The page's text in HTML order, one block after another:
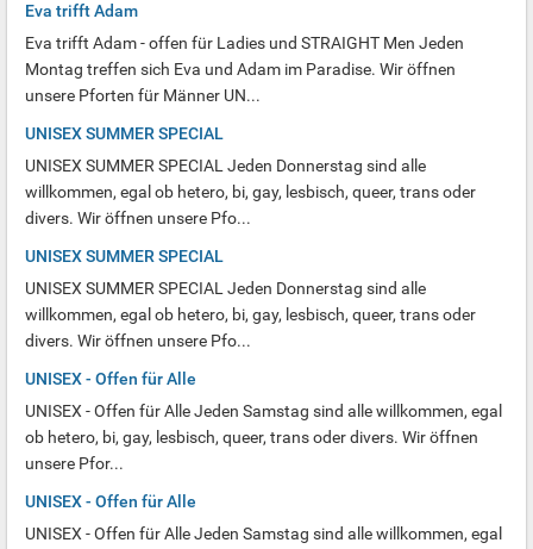
Eva trifft Adam
Eva trifft Adam - offen für Ladies und STRAIGHT Men Jeden
Montag treffen sich Eva und Adam im Paradise. Wir öffnen
unsere Pforten für Männer UN...
UNISEX SUMMER SPECIAL
UNISEX SUMMER SPECIAL Jeden Donnerstag sind alle
willkommen, egal ob hetero, bi, gay, lesbisch, queer, trans oder
divers. Wir öffnen unsere Pfo...
UNISEX SUMMER SPECIAL
UNISEX SUMMER SPECIAL Jeden Donnerstag sind alle
willkommen, egal ob hetero, bi, gay, lesbisch, queer, trans oder
divers. Wir öffnen unsere Pfo...
UNISEX - Offen für Alle
UNISEX - Offen für Alle Jeden Samstag sind alle willkommen, egal
ob hetero, bi, gay, lesbisch, queer, trans oder divers. Wir öffnen
unsere Pfor...
UNISEX - Offen für Alle
UNISEX - Offen für Alle Jeden Samstag sind alle willkommen, egal